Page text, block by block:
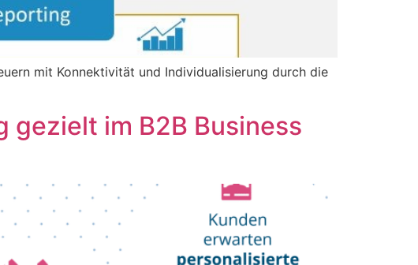
mit Konnektivität und Individualisierung durch die
gezielt im B2B Business